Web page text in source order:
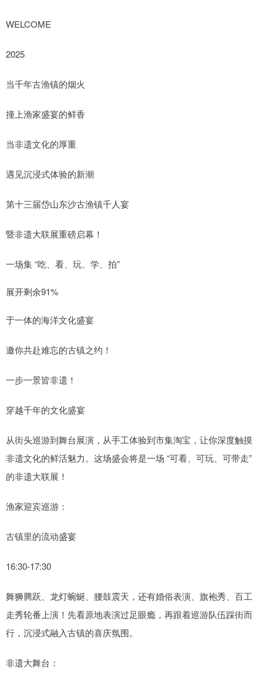
WELCOME
2025
当千年古渔镇的烟火
撞上渔家盛宴的鲜香
当非遗文化的厚重
遇见沉浸式体验的新潮
第十三届岱山东沙古渔镇千人宴
暨非遗大联展重磅启幕！
一场集 “吃、看、玩、学、拍”
展开剩余91%
于一体的海洋文化盛宴
邀你共赴难忘的古镇之约！
一步一景皆非遗！
穿越千年的文化盛宴
从街头巡游到舞台展演，从手工体验到市集淘宝，让你深度触摸
非遗文化的鲜活魅力。这场盛会将是一场 “可看、可玩、可带走”
的非遗大联展！
渔家迎宾巡游：
古镇里的流动盛宴
16:30-17:30
舞狮腾跃、龙灯蜿蜒、腰鼓震天，还有婚俗表演、旗袍秀、百工
走秀轮番上演！先看原地表演过足眼瘾，再跟着巡游队伍踩街而
行，沉浸式融入古镇的喜庆氛围。
非遗大舞台：